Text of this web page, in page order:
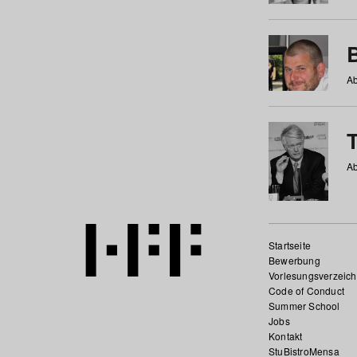
Startseite
Bewerbung
Code of Conduct
Summer School
Jobs
Kontakt
StuBistroMensa